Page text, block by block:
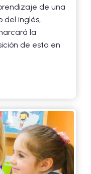
de una
del inglés,
la
de esta en